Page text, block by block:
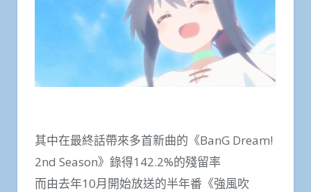
其中在最終話帶來多首新曲的《BanG Dream!
2nd Season》錄得142.2%的殘留率
而由去年10月開始放送的半年番《強風吹